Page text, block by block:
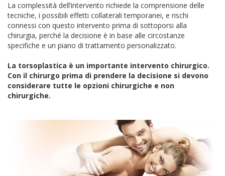
La complessità dell’intervento richiede la comprensione delle
tecniche, i possibili effetti collaterali temporanei, e rischi
connessi con questo intervento prima di sottoporsi alla
chirurgia, perché la decisione è in base alle circostanze
specifiche e un piano di trattamento personalizzato.
La torsoplastica è un importante intervento chirurgico.
Con il chirurgo prima di prendere la decisione si devono
considerare tutte le opzioni chirurgiche e non
chirurgiche.